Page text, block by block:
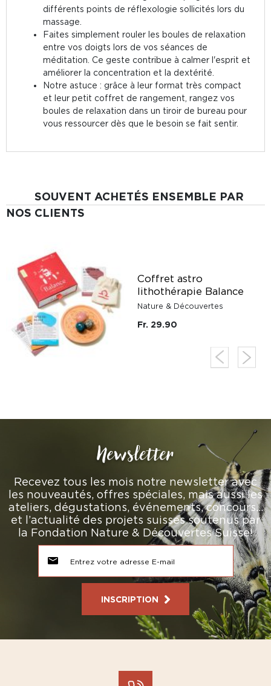
différents points de réflexologie sollicités lors du
massage.
Faites simplement rouler les boules de relaxation
entre vos doigts lors de vos séances de
méditation. Ce geste contribue à calmer l'esprit et
améliorer la concentration et la dextérité.
Notre astuce : grâce à leur format très compact
et leur petit coffret de rangement, rangez vos
boules de relaxation dans un tiroir de bureau pour
vous ressourcer dès que le besoin se fait sentir.
SOUVENT ACHETÉS ENSEMBLE PAR
NOS CLIENTS
Coffret astro
lithothérapie Balance
Nature & Découvertes
Fr. 29.90
Newsletter
Recevez tous les mois notre newsletter avec
les nouveautés, offres spéciales, mais aussi les
ateliers, dégustations, événements, concours…
et l’actualité des projets suisses soutenus par
la Fondation Nature & Découvertes Suisse!
INSCRIPTION